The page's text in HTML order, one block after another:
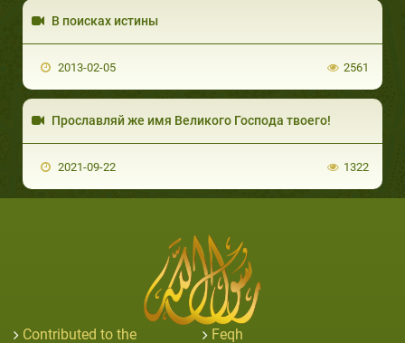
В поисках истины
2013-02-05 2561
Прославляй же имя Великого Господа твоего!
2021-09-22 1322
Contributed to the Feqh